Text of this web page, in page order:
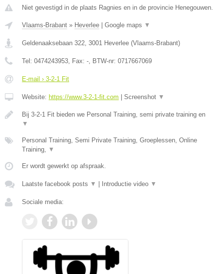
Niet gevestigd in de plaats Ragnies en in de provincie Henegouwen.
Vlaams-Brabant » Heverlee Google maps ▼
Geldenaaksebaan 322, 3001 Heverlee (Vlaams-Brabant)
Tel: 0474243953, Fax: -, BTW-nr: 0717667069
E-mail › 3-2-1 Fit
Website: https://www.3-2-1-fit.com Screenshot ▼
Bij 3-2-1 Fit bieden we Personal Training, semi private training en
▼
Personal Training, Semi Private Training, Groeplessen, Online
Training, ▼
Er wordt gewerkt op afspraak.
Laatste facebook posts ▼ Introductie video ▼
Sociale media: